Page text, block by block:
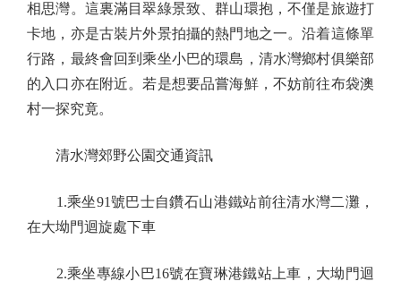
相思灣。這裏滿目翠綠景致、群山環抱，不僅是旅遊打
卡地，亦是古裝片外景拍攝的熱門地之一。沿着這條單
行路，最終會回到乘坐小巴的環島，清水灣鄉村俱樂部
的入口亦在附近。若是想要品嘗海鮮，不妨前往布袋澳
村一探究竟。
清水灣郊野公園交通資訊
1.乘坐91號巴士自鑽石山港鐵站前往清水灣二灘，
在大坳門迴旋處下車
2.乘坐專線小巴16號在寶琳港鐵站上車，大坳門迴